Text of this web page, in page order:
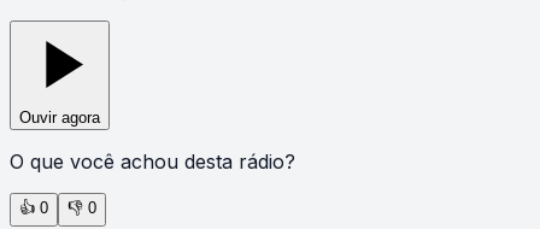
Ouvir agora
O que você achou desta rádio?
👍 0 👎 0